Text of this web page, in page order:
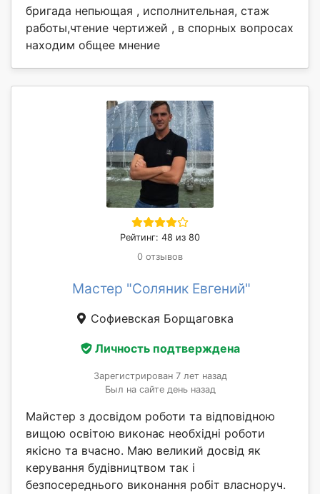
бригада непьющая , исполнительная, стаж
работы,чтение чертижей , в спорных вопросах
находим общее мнение
Рейтинг: 48 из 80
0 отзывов
Мастер "Соляник Евгений"
Софиевская Борщаговка
Личность подтверждена
Зарегистрирован 7 лет назад
Был на сайте день назад
Майстер з досвідом роботи та відповідною
вищою освітою виконає необхідні роботи
якісно та вчасно. Маю великий досвід як
керування будівництвом так і
безпосереднього виконання робіт власноруч.